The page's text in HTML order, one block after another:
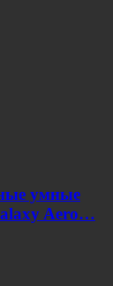
умные
Aero…